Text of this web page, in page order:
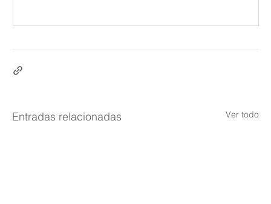
Entradas relacionadas Ver todo